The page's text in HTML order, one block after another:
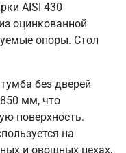
AISI 430
оцинкованной
опоры. Стол
без дверей
мм, что
поверхность.
на
и овощных цехах,